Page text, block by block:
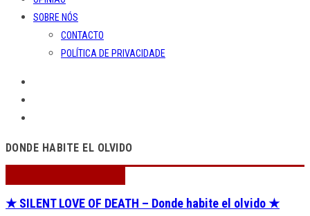
SOBRE NÓS
CONTACTO
POLÍTICA DE PRIVACIDADE
DONDE HABITE EL OLVIDO
★ SILENT LOVE OF DEATH – Donde habite el olvido ★